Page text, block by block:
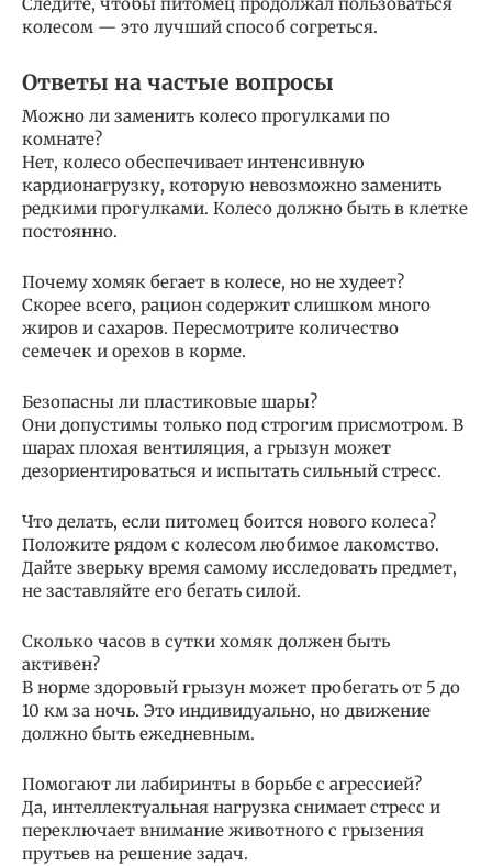
колесом — это лучший способ согреться.
Ответы на частые вопросы
Можно ли заменить колесо прогулками по
комнате?
Нет, колесо обеспечивает интенсивную
кардионагрузку, которую невозможно заменить
редкими прогулками. Колесо должно быть в клетке
постоянно.
Почему хомяк бегает в колесе, но не худеет?
Скорее всего, рацион содержит слишком много
жиров и сахаров. Пересмотрите количество
семечек и орехов в корме.
Безопасны ли пластиковые шары?
Они допустимы только под строгим присмотром. В
шарах плохая вентиляция, а грызун может
дезориентироваться и испытать сильный стресс.
Что делать, если питомец боится нового колеса?
Положите рядом с колесом любимое лакомство.
Дайте зверьку время самому исследовать предмет,
не заставляйте его бегать силой.
Сколько часов в сутки хомяк должен быть
активен?
В норме здоровый грызун может пробегать от 5 до
10 км за ночь. Это индивидуально, но движение
должно быть ежедневным.
Помогают ли лабиринты в борьбе с агрессией?
Да, интеллектуальная нагрузка снимает стресс и
переключает внимание животного с грызения
прутьев на решение задач.